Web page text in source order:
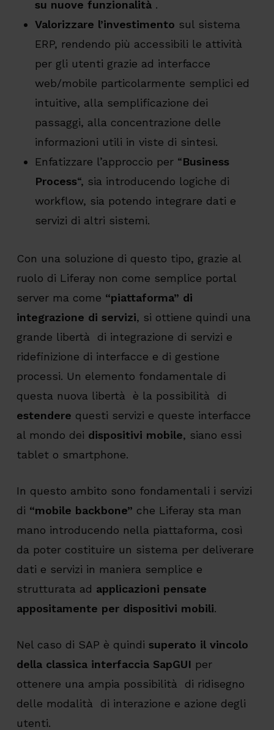
su nuove funzionalità .
Valorizzare l’investimento sul sistema
ERP, rendendo più accessibili le attività
per gli utenti grazie ad interfacce
web/mobile particolarmente semplici ed
intuitive, alla semplificazione dei
passaggi, alla concentrazione delle
informazioni utili in viste di sintesi.
Enfatizzare l’approccio per “Business
Process“, sia introducendo logiche di
workflow, sia potendo integrare dati e
servizi di altri sistemi.
Con una soluzione di questo tipo, grazie al
ruolo di Liferay non come semplice portal
server ma come “piattaforma” di
integrazione di servizi, si ottiene quindi una
grande libertà di integrazione di servizi e
ridefinizione di interfacce e di gestione
processi. Un elemento fondamentale di
questa nuova libertà è la possibilità di
estendere questi servizi e queste interfacce
al mondo dei dispositivi mobile, siano essi
tablet o smartphone.
In questo ambito sono fondamentali i servizi
di “mobile backbone” che Liferay sta man
mano introducendo nella piattaforma, così
da poter costituire un sistema per deliverare
dati e servizi in maniera semplice e
strutturata ad applicazioni pensate
appositamente per dispositivi mobili.
Nel caso di SAP è quindi superato il vincolo
della classica interfaccia SapGUI per
ottenere una ampia possibilità di ridisegno
delle modalità di interazione e azione degli
utenti.